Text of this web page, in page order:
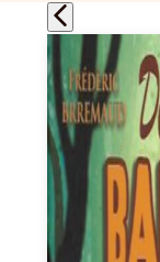
Wat is je e-
We gebruiken